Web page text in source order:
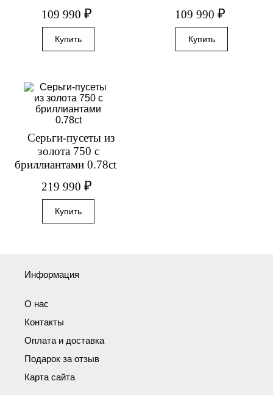
109 990₽
109 990 ₽
Серьги-пусеты из
золота 750 с
бриллиантами 0.78ct
219 990₽
Информация
О нас
Контакты
Оплата и доставка
Подарок за отзыв
Карта сайта